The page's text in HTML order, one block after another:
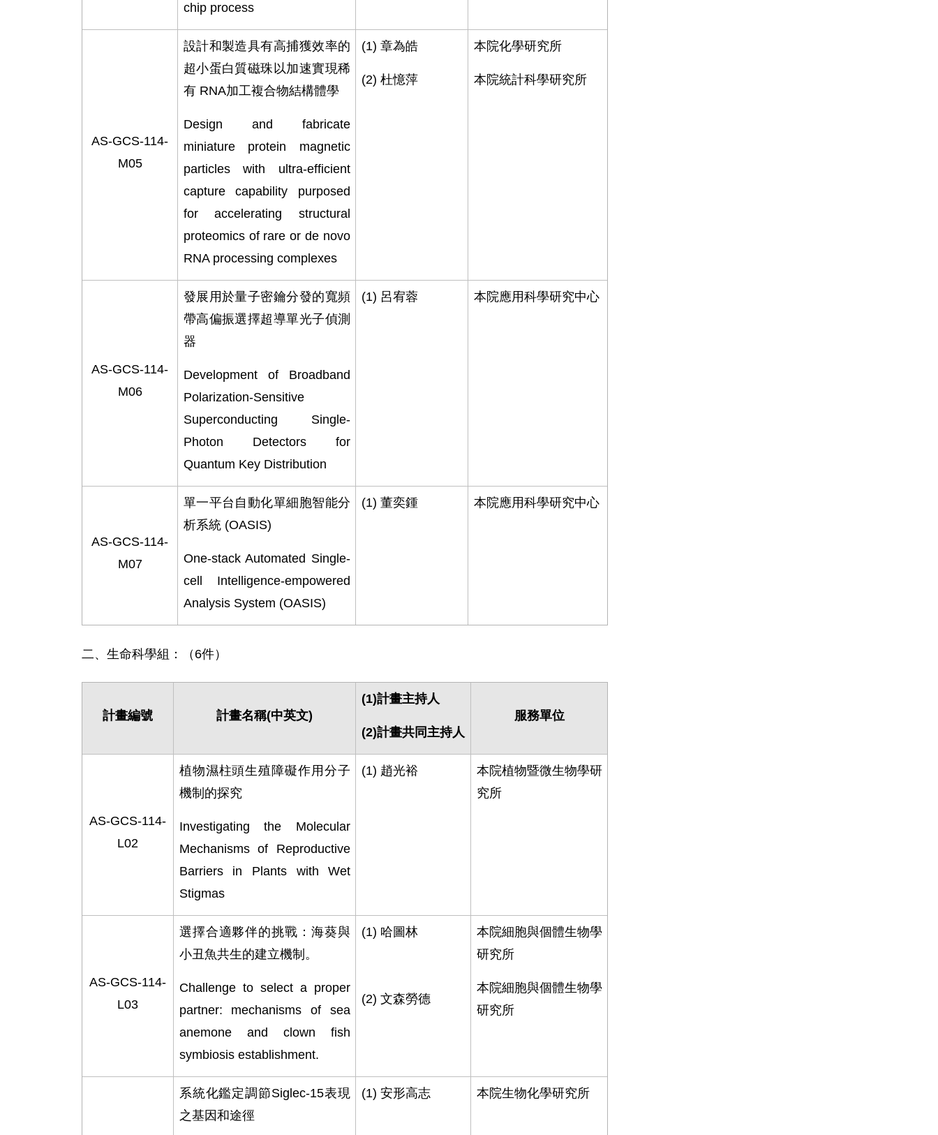
chip process
AS-GCS-114-
M05
設計和製造具有高捕獲效率的
超小蛋白質磁珠以加速實現稀
有RNA加工複合物結構體學
Design and fabricate
miniature protein magnetic
particles with ultra-efficient
capture capability purposed
for accelerating structural
proteomics of rare or de novo
RNA processing complexes
(1) 章為皓
(2) 杜憶萍
本院化學研究所
本院統計科學研究所
AS-GCS-114-
M06
發展用於量子密鑰分發的寬頻
帶高偏振選擇超導單光子偵測
器
Development of Broadband
Polarization-Sensitive
Superconducting Single-
Photon Detectors for
Quantum Key Distribution
(1) 呂宥蓉 本院應用科學研究中心
AS-GCS-114-
M07
單一平台自動化單細胞智能分
析系統(OASIS)
One-stack Automated Single-
cell Intelligence-empowered
Analysis System (OASIS)
(1) 董奕鍾 本院應用科學研究中心
二、生命科學組：（6件）
計畫編號 計畫名稱(中英文)
(1)計畫主持人
(2)計畫共同主持人
服務單位
AS-GCS-114-
L02
植物濕柱頭生殖障礙作用分子
機制的探究
Investigating the Molecular
Mechanisms of Reproductive
Barriers in Plants with Wet
Stigmas
(1) 趙光裕
本院植物暨微生物學研
究所
AS-GCS-114-
L03
選擇合適夥伴的挑戰：海葵與
小丑魚共生的建立機制。
Challenge to select a proper
partner: mechanisms of sea
anemone and clown fish
symbiosis establishment.
(1) 哈圖林
(2) 文森勞德
本院細胞與個體生物學
研究所
本院細胞與個體生物學
研究所
系統化鑑定調節Siglec-15表現
之基因和途徑
(1) 安形高志 本院生物化學研究所